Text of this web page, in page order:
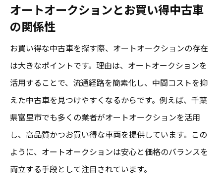
選び
オートオークションで安心中古車を手に入
れる方法
お買い得中古車はオートオークションが狙
い目
失敗しないためのオークション参加ポイン
ト
オートオークションとお買い得中古車
の関係性
お買い得な中古車を探す際、オートオークションの存在
は大きなポイントです。理由は、オートオークションを
活用することで、流通経路を簡素化し、中間コストを抑
えた中古車を見つけやすくなるからです。例えば、千葉
県富里市でも多くの業者がオートオークションを活用
し、高品質かつお買い得な車両を提供しています。この
ように、オートオークションは安心と価格のバランスを
両立する手段として注目されています。